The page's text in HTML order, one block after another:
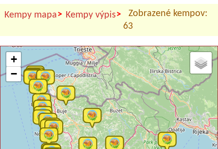
Kempy mapa> Kempy výpis>
Zobrazené kempov:
63
+
−